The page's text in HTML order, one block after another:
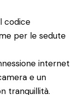
codice
per le sedute
internet
e un
tranquillità.